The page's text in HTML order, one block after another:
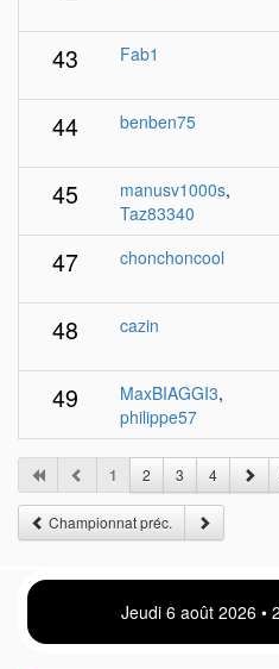
43 Fab1
44 benben75
45 manusv1000s,
Taz83340
47 chonchoncool
48 cazin
49 MaxBIAGGI3,
philippe57
1 2 3 4
Championnat préc.
Jeudi 6 août 2026 •